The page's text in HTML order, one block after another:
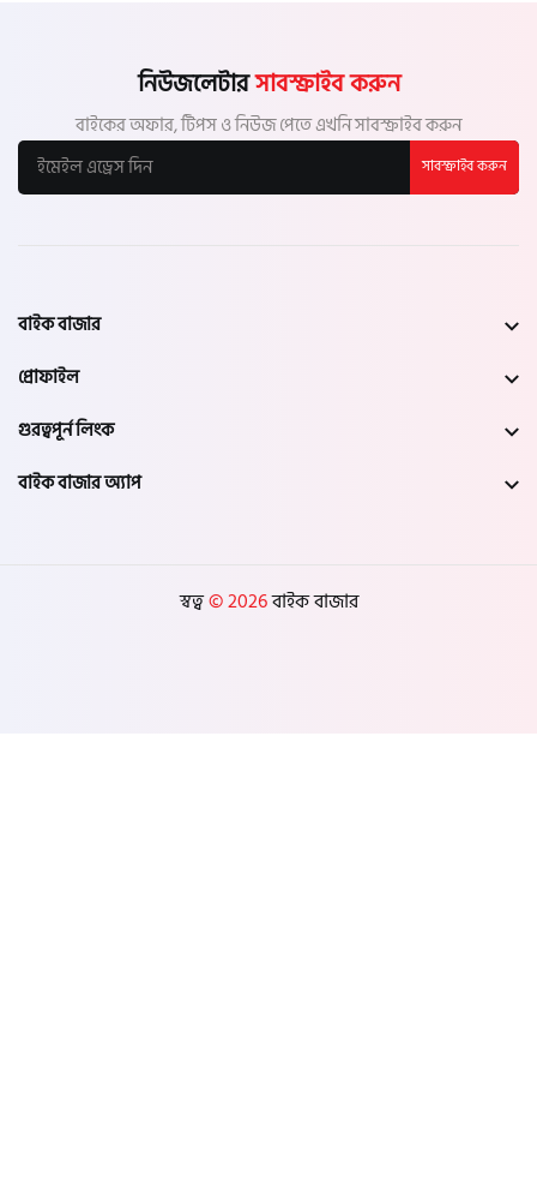
নিউজলেটারসাবস্ক্রাইব করুন
বাইকের অফার, টিপস ও নিউজ পেতে এখনি সাবস্ক্রাইব করুন
সাবস্ক্রাইব করুন
বাইক বাজার
প্রোফাইল
গুরত্বপূর্ন লিংক
বাইক বাজার অ্যাপ
স্বত্ব© 2026বাইক বাজার